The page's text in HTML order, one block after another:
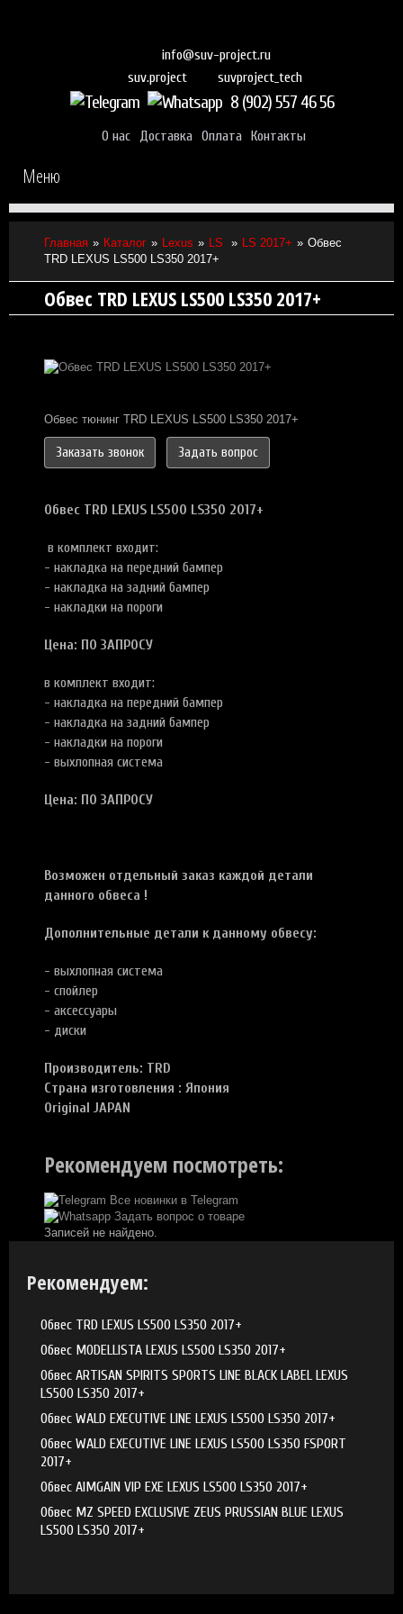
info@suv-project.ru
suv.project
suvproject_tech
8 (902) 557 46 56
О нас Доставка Оплата Контакты
Меню
Главная Каталог Lexus LS LS 2017+
Обвес
TRD LEXUS LS500 LS350 2017+
Обвес TRD LEXUS LS500 LS350 2017+
Обвес тюнинг TRD LEXUS LS500 LS350 2017+
Заказать звонок Задать вопрос
Обвес TRD LEXUS LS500 LS350 2017+
в комплект входит:
- накладка на передний бампер
- накладка на задний бампер
- накладки на пороги
Цена: ПО ЗАПРОСУ
в комплект входит:
- накладка на передний бампер
- накладка на задний бампер
- накладки на пороги
- выхлопная система
Цена: ПО ЗАПРОСУ
Возможен отдельный заказ каждой детали
данного обвеса !
Дополнительные детали к данному обвесу:
- выхлопная система
- спойлер
- аксессуары
- диски
Производитель: TRD
Страна изготовления : Япония
Original JAPAN
Рекомендуем посмотреть:
Все новинки в Telegram
Задать вопрос о товаре
Записей не найдено.
Рекомендуем:
Обвес TRD LEXUS LS500 LS350 2017+
Обвес MODELLISTA LEXUS LS500 LS350 2017+
Обвес ARTISAN SPIRITS SPORTS LINE BLACK LABEL LEXUS
LS500 LS350 2017+
Обвес WALD EXECUTIVE LINE LEXUS LS500 LS350 2017+
Обвес WALD EXECUTIVE LINE LEXUS LS500 LS350 FSPORT
2017+
Обвес AIMGAIN VIP EXE LEXUS LS500 LS350 2017+
Обвес MZ SPEED EXCLUSIVE ZEUS PRUSSIAN BLUE LEXUS
LS500 LS350 2017+